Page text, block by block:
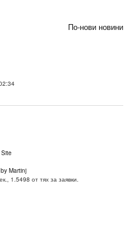
По-нови новини
Martinj
1.5498 от тях за заявки.